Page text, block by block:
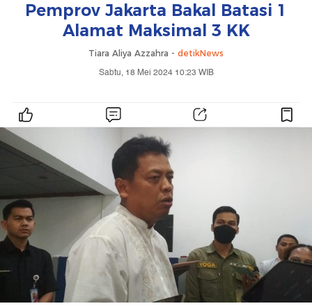
Pemprov Jakarta Bakal Batasi 1
Alamat Maksimal 3 KK
Tiara Aliya Azzahra - detikNews
Sabtu, 18 Mei 2024 10:23 WIB